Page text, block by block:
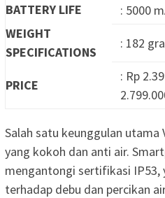
BATTERY LIFE
: 5000
WEIGHT
SPECIFICATIONS
: 182
PRICE
: Rp
Salah satu keunggulan utama
yang kokoh dan anti air.
mengantongi sertifikasi IP53,
terhadap debu dan percikan